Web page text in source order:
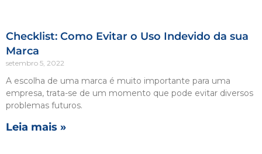
Checklist: Como Evitar o Uso Indevido da sua
Marca
setembro 5, 2022
A escolha de uma marca é muito importante para uma
empresa, trata-se de um momento que pode evitar diversos
problemas futuros.
Leia mais »